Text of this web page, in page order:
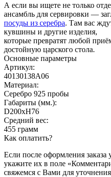
А если вы ищете не только
ансамбль для сервировки —
посуды из серебра. Там вас
кувшины и другие изделия,
которые превратят любой
достойную царского стола.
Основные параметры
Артикул:
40130138А06
Материал:
Серебро 925 пробы
Габариты (мм.):
D200хH76
Средний вес:
455 грамм
Как оплатить?
Если после оформления заказа
укажите их в поле
свяжемся с Вами для